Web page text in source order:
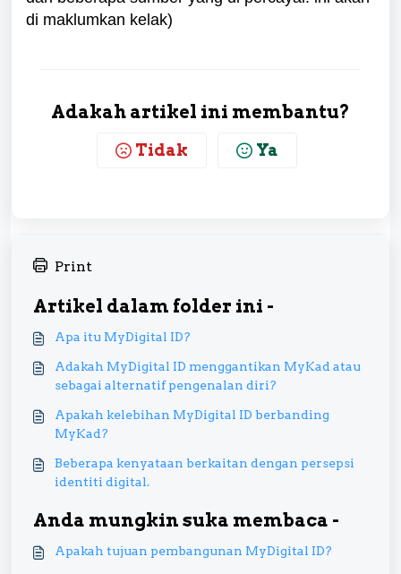
di maklumkan kelak)
Adakah artikel ini membantu?
Tidak Ya
Print
Artikel dalam folder ini -
Apa itu MyDigital ID?
Adakah MyDigital ID menggantikan MyKad atau
sebagai alternatif pengenalan diri?
Apakah kelebihan MyDigital ID berbanding
MyKad?
Beberapa kenyataan berkaitan dengan persepsi
identiti digital.
Anda mungkin suka membaca -
Apakah tujuan pembangunan MyDigital ID?